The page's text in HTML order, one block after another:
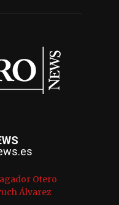
Otero
Álvarez